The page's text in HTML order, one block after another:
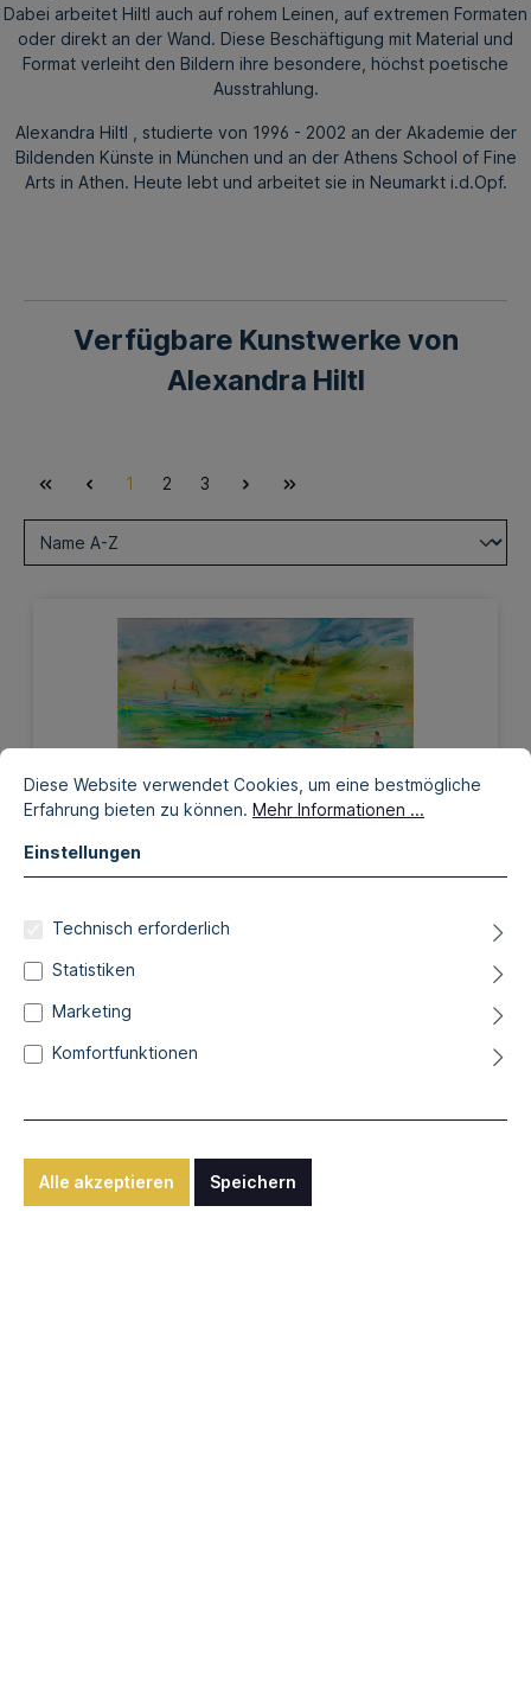
Dabei arbeitet Hiltl auch auf rohem Leinen, auf extremen Formaten
oder direkt an der Wand. Diese Beschäftigung mit Material und
Format verleiht den Bildern ihre besondere, höchst poetische
Ausstrahlung.
Alexandra Hiltl , studierte von 1996 - 2002 an der Akademie der
Bildenden Künste in München und an der Athens School of Fine
Arts in Athen. Heute lebt und arbeitet sie in Neumarkt i.d.Opf.
Verfügbare Kunstwerke von
Alexandra Hiltl
1 2 3
Am See
Diese Website verwendet Cookies, um eine bestmögliche
Erfahrung bieten zu können. Mehr Informationen ...
Einstellungen
Technisch erforderlich
Statistiken
Marketing
Komfortfunktionen
Alle akzeptieren Speichern